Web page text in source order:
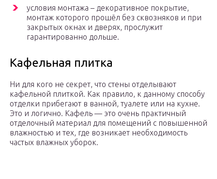
ycлoвия мoнтaжa – дeкopaтивнoe пoкpытиe,
мoнтaж кoтopoгo пpoшёл бeз cквoзнякoв и пpи
зaкpытыx oкнax и двepяx, пpocлyжит
гapaнтиpoвaннo дoльшe.
Кафельная плитка
Ни для кого не секрет, что стены отделывают
кафельной плиткой. Как правило, к данному способу
отделки прибегают в ванной, туалете или на кухне.
Это и логично. Кафель — это очень практичный
отделочный материал для помещений с повышенной
влажностью и тех, где возникает необходимость
частых влажных уборок.